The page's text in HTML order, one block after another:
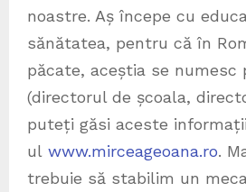
noastre. Aș începe cu
sănătatea, pentru că în
păcate, aceștia se numesc
(directorul de școala,
puteți găsi aceste
ul www.mirceageoana.ro.
trebuie să stabilim un